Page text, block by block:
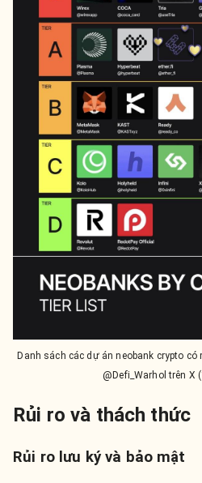
Danh sách các dự án neobank crypto
@Defi_Warhol trên X
Rủi ro và thách thức
Rủi ro lưu ký và bảo mật